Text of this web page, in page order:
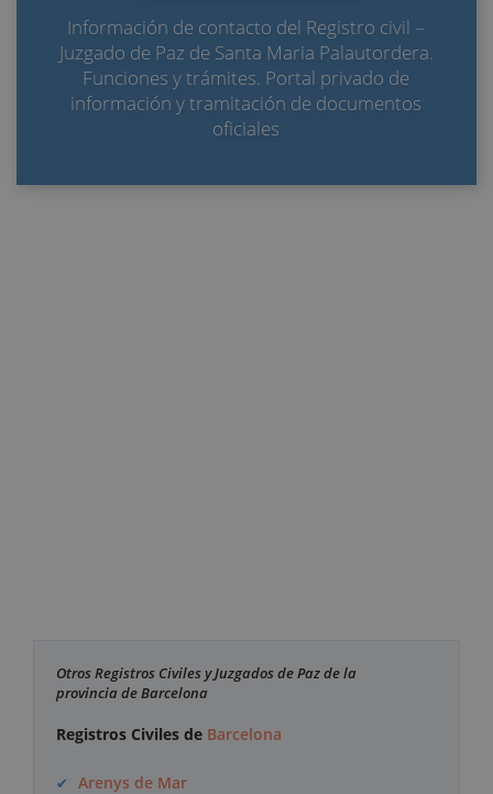
Información de contacto del Registro civil –
Juzgado de Paz de Santa Maria Palautordera.
Funciones y trámites. Portal privado de
información y tramitación de documentos
oficiales
Otros Registros Civiles y Juzgados de Paz de la
provincia de Barcelona
Registros Civiles de Barcelona
Arenys de Mar